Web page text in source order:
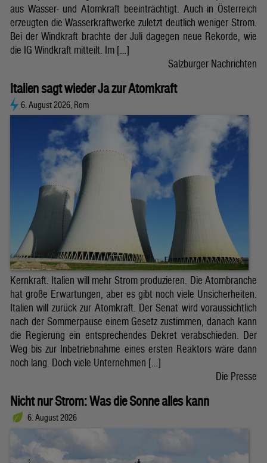
aus Wasser- und Atomkraft beeinträchtigt. Auch in Österreich
erzeugten die Wasserkraftwerke zuletzt deutlich weniger Strom.
Bei der Windkraft brachte der Juli dagegen neue Rekorde, wie
die IG Windkraft mitteilt. Im […]
Salzburger Nachrichten
Italien sagt wieder Ja zur Atomkraft
6. August 2026, Rom
Kernkraft. Italien will mehr Strom produzieren. Die Atombranche
hat große Erwartungen, aber es gibt noch viele Unsicherheiten.
Italien will zurück zur Atomkraft. Der Senat wird voraussichtlich
nach der Sommerpause einem Gesetz zustimmen, danach kann
die Regierung ein entsprechendes Dekret verabschieden. Der
Weg bis zur Inbetriebnahme eines ersten Reaktors wäre dann
noch lang. Doch viele Unternehmen […]
Die Presse
Nicht nur Strom: Was die Sonne alles kann
6. August 2026